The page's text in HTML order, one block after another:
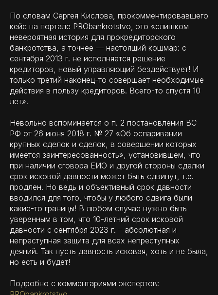
По словам Сергея Кислова, прокомментировавшего
кейс на портале PRObankrotstvo, это «слишком
невероятная история для прокредиторского
банкротства, а точнее — настоящий кошмар: с
сентября 2013 г. не исполняется решение
кредиторов, новый управляющий бездействует! И
только третий наконец-то совершает необходимые
действия в пользу кредиторов. Всего-то спустя 10
лет».
Невольно вспоминается о п. 2 постановления ВС
РФ от 26 июня 2018 г. № 27 «Об оспаривании
крупных сделок и сделок, в совершении которых
имеется заинтересованность», установившем, что
при наличии сговора ЕИО и другой стороны сделки
срок исковой давности может быть сдвинут, т.е.
продлен. Но ведь и объективный срок давности
вводился для того, чтобы у любого сдвига были
какие-то границы! В любом случае нужно быть
уверенным в том, что 10-летний срок исковой
давности с сентября 2023 г. – абсолютная и
непреступная защита для всех непреступных
деяний. Так пусть давность исковая, хоть и не была,
но есть и будет!
Подробно с комментариями экспертов: